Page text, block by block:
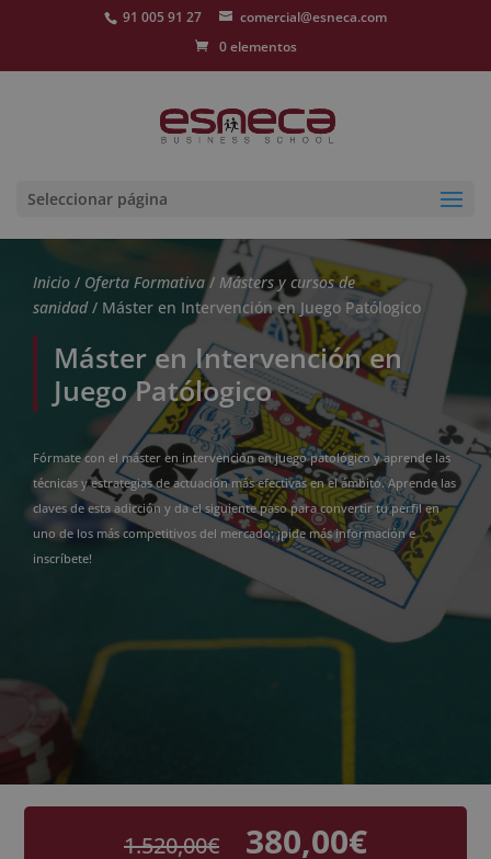
91 005 91 27
comercial@esneca.com
0 elementos
Seleccionar página
Inicio / Oferta Formativa/ Másters y cursos de
sanidad/ Máster en Intervención en Juego Patólogico
Máster en Intervención en
Juego Patólogico
Fórmate con el máster en intervención en juego patológico y aprende las
técnicas y estrategias de actuación más efectivas en el ámbito. Aprende las
claves de esta adicción y da el siguiente paso para convertir tu perfil en
uno de los más competitivos del mercado: ¡pide más información e
inscríbete!
1.520,00€ 380,00€El